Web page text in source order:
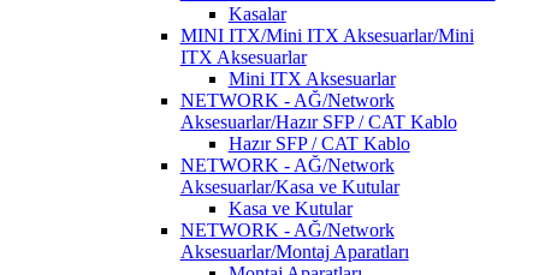
Kasalar
MINI ITX/Mini ITX Aksesuarlar/Mini
ITX Aksesuarlar
Mini ITX Aksesuarlar
NETWORK - AĞ/Network
Aksesuarlar/Hazır SFP / CAT Kablo
Hazır SFP / CAT Kablo
NETWORK - AĞ/Network
Aksesuarlar/Kasa ve Kutular
Kasa ve Kutular
NETWORK - AĞ/Network
Aksesuarlar/Montaj Aparatları